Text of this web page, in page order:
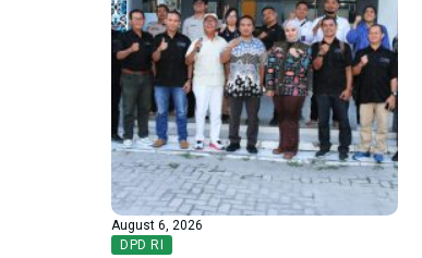
August 6, 2026
DPD RI